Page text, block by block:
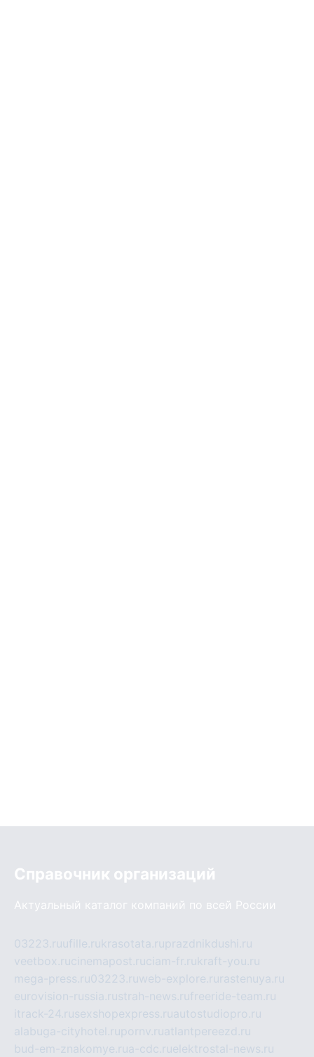
Справочник организаций
Актуальный каталог компаний по всей России
03223.ruufille.rukrasotata.ruprazdnikdushi.ru
veetbox.rucinemapost.ruciam-fr.rukraft-you.ru
mega-press.ru03223.ruweb-explore.ru rastenuya.ru
eurovision-russia.rustrah-news.rufreeride-team.ru
itrack-24.rusexshopexpress.ruautostudiopro.ru
alabuga-cityhotel.rupornv.ruatlantpereezd.ru
bud-em-znakomye.rua-cdc.ruelektrostal-news.ru